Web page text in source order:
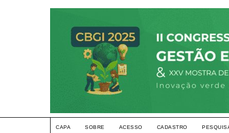
CAPA SOBRE ACESSO CADASTRO